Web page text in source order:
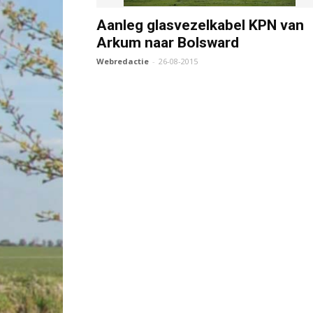
Aanleg glasvezelkabel KPN van
Arkum naar Bolsward
Webredactie - 26-08-2015